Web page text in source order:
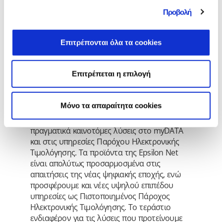
Προβολή
Επιτρέπονται όλα τα cookies
Επιτρέπεται η επιλογή
Mόνο τα απαραίτητα cookies
Σύμβουλος της Epsilon Net, κ. Γιάννης
«Στην Epsilon Net είμαστε σε απόλυτη
ετοιμότητα για να μετατρέψουμε την
πρόκληση του ψηφιακού μετασχηματισμού
σε ευκαιρία για όλες τις ελληνικές
επιχειρήσεις και τους ελεύθερους
εγκαίρως ώστε η σημερινή συγκυρία να μας
βρίσκει στην ευχάριστη θέση να παρέχουμε
πραγματικά καινοτόμες λύσεις στο myDATA
και στις υπηρεσίες Παρόχου Ηλεκτρονικής
Τιμολόγησης. Τα προϊόντα της Epsilon Net
είναι απολύτως προσαρμοσμένα στις
απαιτήσεις της νέας ψηφιακής εποχής, ενώ
προσφέρουμε και νέες υψηλού επιπέδου
υπηρεσίες ως Πιστοποιημένος Πάροχος
Ηλεκτρονικής Τιμολόγησης. Το τεράστιο
ενδιαφέρον για τις λύσεις που προτείνουμε